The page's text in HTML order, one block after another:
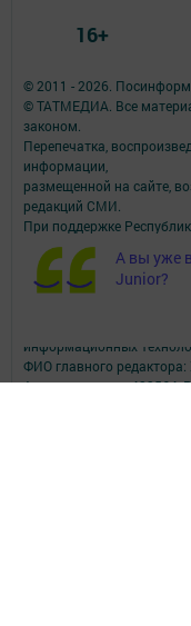
А вы уже
Junior?
© 2011 - 2026.
© ТАТМЕДИА. Все
законом.
Перепечатка,
информации,
размещенной на сайте,
редакций СМИ.
При поддержке
коммуникациям.
Наименование СМИ:
№ свидетельства о
выдано Федеральной
информационных
ФИО главного
Адрес редакции: 423564,
16+